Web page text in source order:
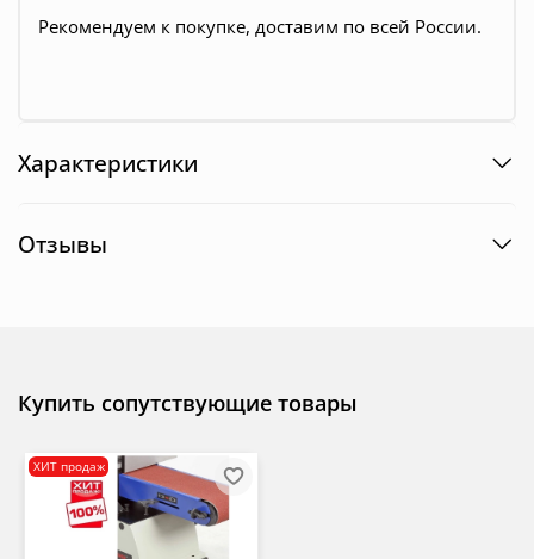
Рекомендуем к покупке, доставим по всей России.
Характеристики
Отзывы
Купить сопутствующие товары
ХИТ продаж